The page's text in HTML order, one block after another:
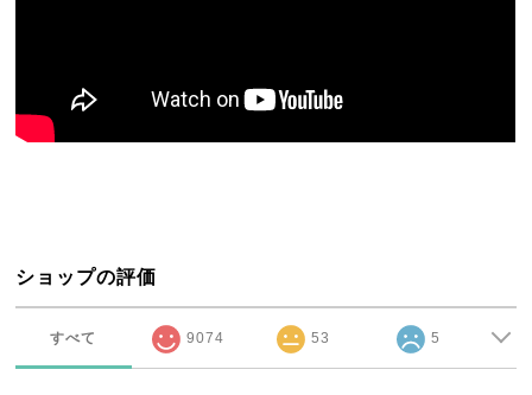
ショップの評価
すべて 9074 53 5